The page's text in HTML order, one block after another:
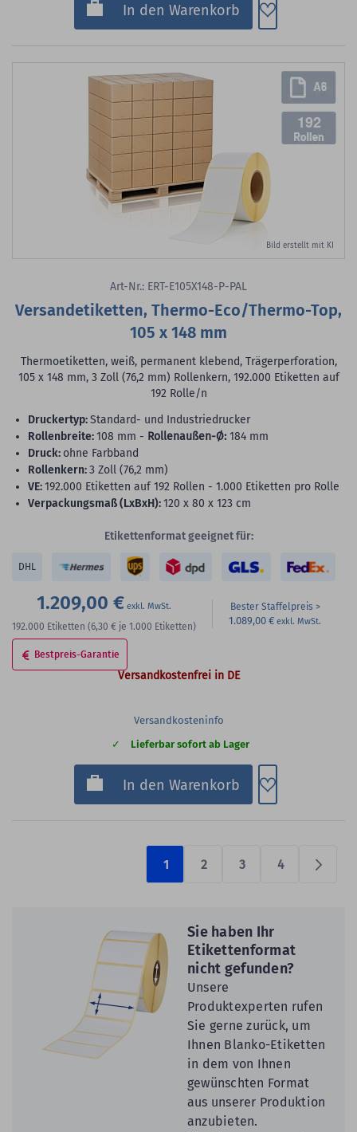
In den Warenkorb Zum
Bild erstellt mit KI
192
Art-Nr.: ERT-E105X148-P-PAL
Versandetiketten, Thermo-Eco/Thermo-Top,
105 x 148 mm
Thermoetiketten, weiß, permanent klebend, Trägerperforation,
105 x 148 mm, 3 Zoll (76,2 mm) Rollenkern, 192.000 Etiketten auf
192 Rolle/n
Druckertyp:Standard- und Industriedrucker
Rollenbreite:108 mm - Rollenaußen-Ø: 184 mm
Druck: ohne Farbband
Rollenkern:3 Zoll (76,2 mm)
VE:192.000 Etiketten auf 192 Rollen - 1.000 Etiketten pro Rolle
Verpackungsmaß (LxBxH):120 x 80 x 123 cm
Etikettenformat geeignet für:
DHL
1.209,00 €
192.000 Etiketten (6,30 € je 1.000 Etiketten)
Bester Staffelpreis
1.089,00 €
Bestpreis-Garantie
Versandkostenfrei in DE
Versandkosteninfo
Lieferbar sofort ab Lager
In den Warenkorb Zum
1 2 3 4
Sie haben Ihr
Etikettenformat
nicht gefunden?
Unsere
Produktexperten rufen
Sie gerne zurück, um
Ihnen Blanko-Etiketten
in dem von Ihnen
gewünschten Format
aus unserer Produktion
anzubieten.